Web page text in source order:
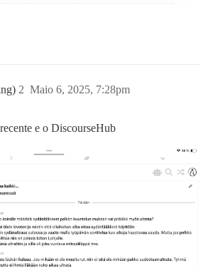
Maio 6, 2025, 7:28pm
2
e o DiscourseHub